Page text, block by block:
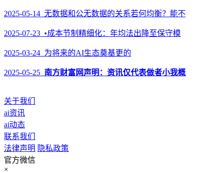
2025-05-14 无数据和公无数据的关系若何均衡？能不
2025-07-23 •成本节制精细化：年均法出降至保守模
2025-03-24 为将来的AI生态奠基更的
2025-05-25 南方财富网声明：资讯仅代表做者小我概
关于我们
ai资讯
ai动态
联系我们
法律声明 隐私政策
官方微信
×